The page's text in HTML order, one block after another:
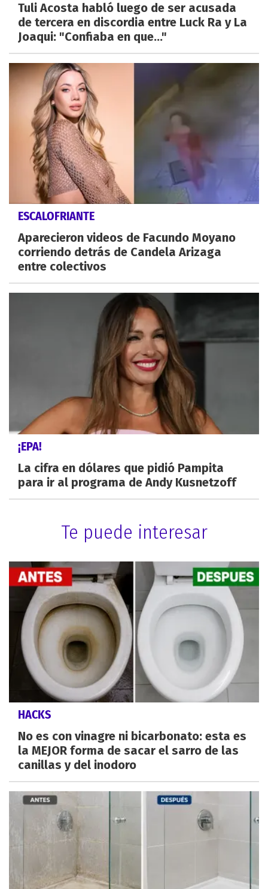
Tuli Acosta habló luego de ser acusada
de tercera en discordia entre Luck Ra y La
Joaqui: "Confiaba en que..."
ESCALOFRIANTE
Aparecieron videos de Facundo Moyano
corriendo detrás de Candela Arizaga
entre colectivos
¡EPA!
La cifra en dólares que pidió Pampita
para ir al programa de Andy Kusnetzoff
Te puede interesar
HACKS
No es con vinagre ni bicarbonato: esta es
la MEJOR forma de sacar el sarro de las
canillas y del inodoro